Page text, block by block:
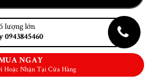
lượng lớn
0943845460
NGAY
Hoặc Nhận Tại Cửa Hàng